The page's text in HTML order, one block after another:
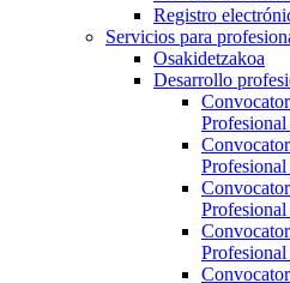
Registro
Servicios para
Osakidetzakoa
Desarrollo